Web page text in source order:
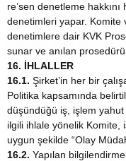
re’sen denetleme
denetimleri yapar. Komite
denetimlere dair KVK
sunar ve anılan
16. İHLALLER
16.1. Şirket’in her bir
Politika kapsamında
düşündüğü iş, işlem
ilgili ihlale yönelik Komite,
uygun şekilde “Olay
16.2. Yapılan